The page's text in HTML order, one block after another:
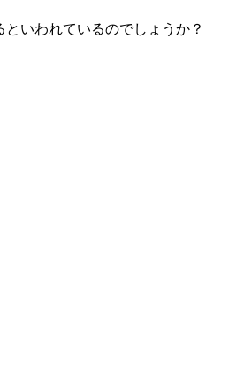
いわれているのでしょうか？